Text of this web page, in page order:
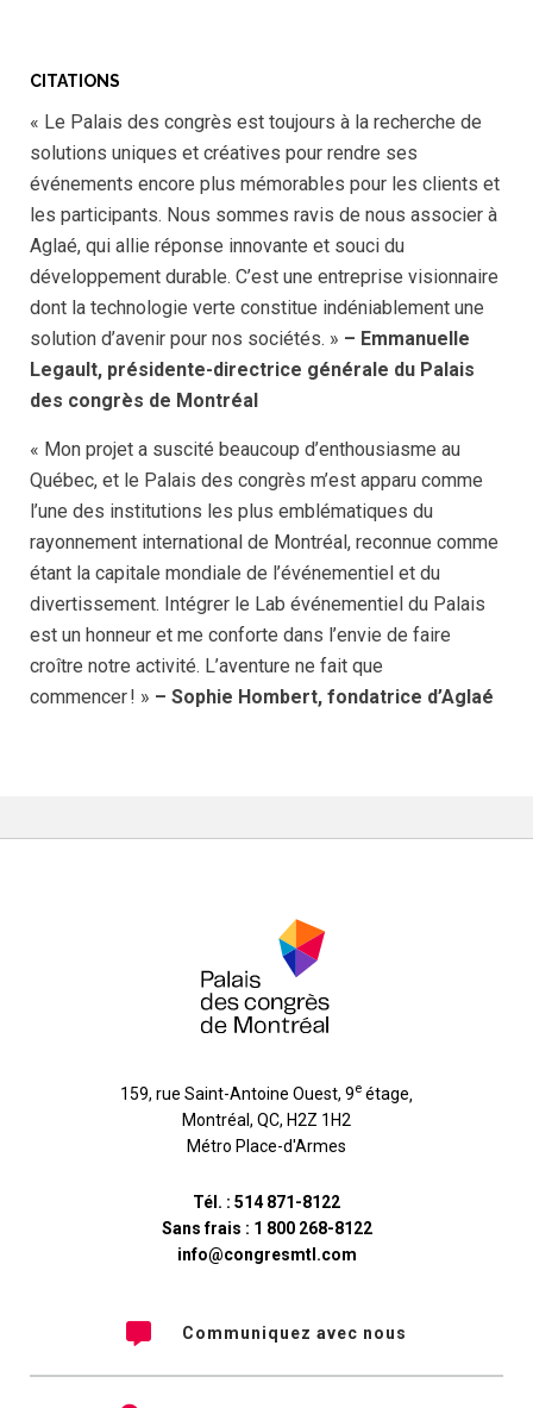
CITATIONS
« Le Palais des congrès est toujours à la recherche de
solutions uniques et créatives pour rendre ses
événements encore plus mémorables pour les clients et
les participants. Nous sommes ravis de nous associer à
Aglaé, qui allie réponse innovante et souci du
développement durable. C’est une entreprise visionnaire
dont la technologie verte constitue indéniablement une
solution d’avenir pour nos sociétés. » – Emmanuelle
Legault, présidente-directrice générale du Palais
des congrès de Montréal
« Mon projet a suscité beaucoup d’enthousiasme au
Québec, et le Palais des congrès m’est apparu comme
l’une des institutions les plus emblématiques du
rayonnement international de Montréal, reconnue comme
étant la capitale mondiale de l’événementiel et du
divertissement. Intégrer le Lab événementiel du Palais
est un honneur et me conforte dans l’envie de faire
croître notre activité. L’aventure ne fait que
commencer ! » – Sophie Hombert, fondatrice d’Aglaé
159, rue Saint-Antoine Ouest, 9e étage,
Montréal, QC, H2Z 1H2
Métro Place-d'Armes
Tél. : 514 871-8122
Sans frais : 1 800 268-8122
info@congresmtl.com
Communiquez avec nous